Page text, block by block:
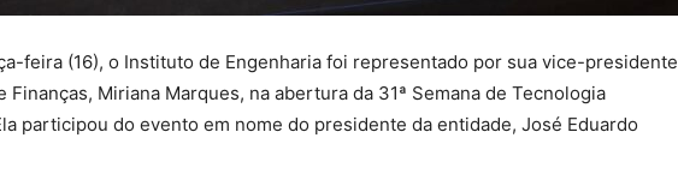
feira (16), o Instituto de Engenharia foi representado por sua vice-presidente
Finanças, Miriana Marques, na abertura da 31ª Semana de Tecnologia
participou do evento em nome do presidente da entidade, José Eduardo